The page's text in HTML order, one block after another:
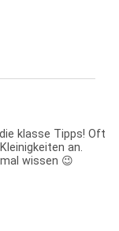
klasse Tipps! Oft
an.
wissen 😉